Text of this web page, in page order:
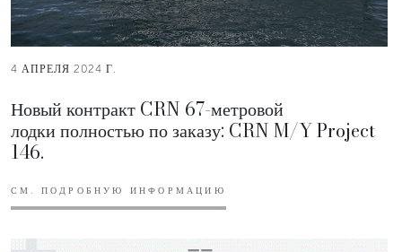
4 АПРЕЛЯ 2024 Г.
Новый контракт CRN 67-метровой
лодки полностью по заказу: CRN M/Y Project
146.
СМ. ПОДРОБНУЮ ИНФОРМАЦИЮ